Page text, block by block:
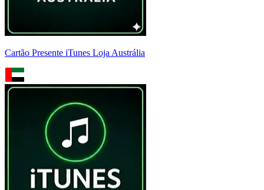
Cartão Presente iTunes Loja Austrália